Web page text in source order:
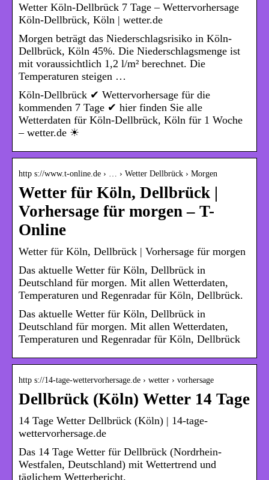
Wetter Köln-Dellbrück 7 Tage – Wettervorhersage
Köln-Dellbrück, Köln | wetter.de
Morgen beträgt das Niederschlagsrisiko in Köln-
Dellbrück, Köln 45%. Die Niederschlagsmenge ist
mit voraussichtlich 1,2 l/m² berechnet. Die
Temperaturen steigen …
Köln-Dellbrück ✔ Wettervorhersage für die
kommenden 7 Tage ✔ hier finden Sie alle
Wetterdaten für Köln-Dellbrück, Köln für 1 Woche
– wetter.de ☀
http s://www.t-online.de › … › Wetter Dellbrück › Morgen
Wetter für Köln, Dellbrück |
Vorhersage für morgen – T-
Online
Wetter für Köln, Dellbrück | Vorhersage für morgen
Das aktuelle Wetter für Köln, Dellbrück in
Deutschland für morgen. Mit allen Wetterdaten,
Temperaturen und Regenradar für Köln, Dellbrück.
Das aktuelle Wetter für Köln, Dellbrück in
Deutschland für morgen. Mit allen Wetterdaten,
Temperaturen und Regenradar für Köln, Dellbrück
http s://14-tage-wettervorhersage.de › wetter › vorhersage
Dellbrück (Köln) Wetter 14 Tage
14 Tage Wetter Dellbrück (Köln) | 14-tage-
wettervorhersage.de
Das 14 Tage Wetter für Dellbrück (Nordrhein-
Westfalen, Deutschland) mit Wettertrend und
täglichem Wetterbericht.